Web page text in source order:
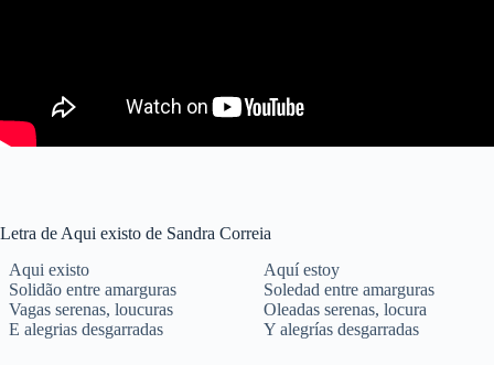
Letra de Aqui existo de Sandra Correia
Aqui existo
Solidão entre amarguras
Vagas serenas, loucuras
E alegrias desgarradas
Aquí estoy
Soledad entre amarguras
Oleadas serenas, locura
Y alegrías desgarradas